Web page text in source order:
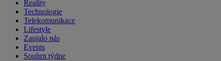
Reality
Technologie
Telekomunikace
Lifestyle
Zaujalo nás
Events
Souhrn týdne